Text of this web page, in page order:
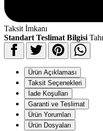
Taksit İmkanı
Standart Teslimat Bilgisi
Ürün Açıklaması
Taksit Seçenekleri
İade Koşulları
Garanti ve Teslimat
Ürün Yorumları
Ürün Dosyaları